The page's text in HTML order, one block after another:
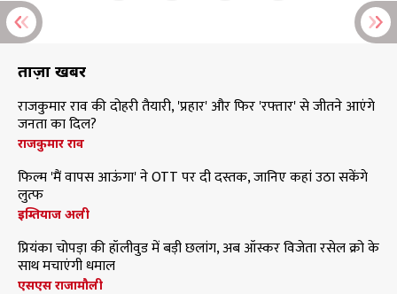
ताज़ा खबरें
राजकुमार राव की दोहरी तैयारी, 'प्रहार' और फिर 'रफ्तार' से जीतने आएंगे
जनता का दिल?
राजकुमार राव
फिल्म 'मैं वापस आऊंगा' ने OTT पर दी दस्तक, जानिए कहां उठा सकेंगे
लुत्फ
इम्तियाज अली
प्रियंका चोपड़ा की हॉलीवुड में बड़ी छलांग, अब ऑस्कर विजेता रसेल क्रो के
साथ मचाएंगी धमाल
एसएस राजामौली